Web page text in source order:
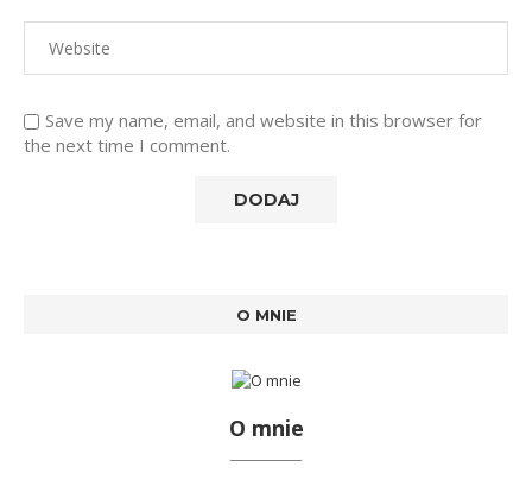
Save my name, email, and website in this browser for
the next time I comment.
O MNIE
O mnie